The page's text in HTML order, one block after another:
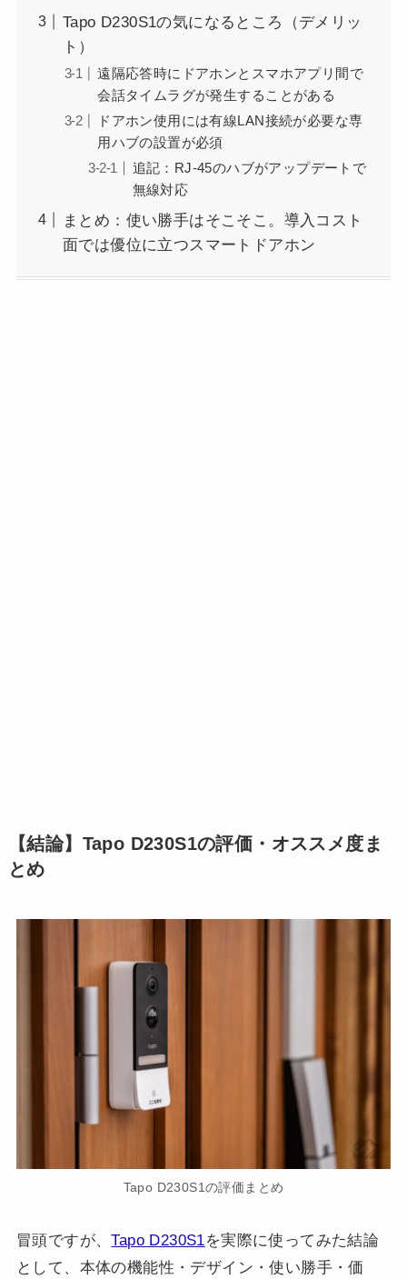
Tapo D230S1の気になるところ（デメリッ
ト）
遠隔応答時にドアホンとスマホアプリ間で
会話タイムラグが発生することがある
ドアホン使用には有線LAN接続が必要な専
用ハブの設置が必須
追記：RJ-45のハブがアップデートで
無線対応
まとめ：使い勝手はそこそこ。導入コスト
面では優位に立つスマートドアホン
【結論】Tapo D230S1の評価・オススメ度ま
とめ
Tapo D230S1の評価まとめ
冒頭ですが、Tapo D230S1を実際に使ってみた結論
として、本体の機能性・デザイン・使い勝手・価